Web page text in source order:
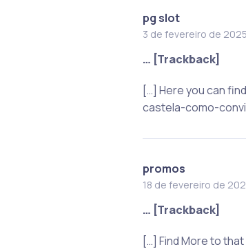
pg slot
3 de fevereiro de 2025
… [Trackback]
[…] Here you can
castela-como-
promos
18 de fevereiro de
… [Trackback]
[…] Find More to